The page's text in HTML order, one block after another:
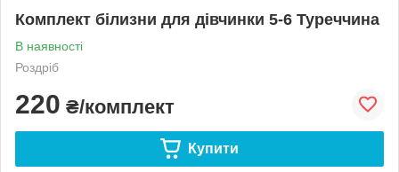
Комплект білизни для дівчинки 5-6 Туреччина
В наявності
Роздріб
220 ₴/комплект
Купити